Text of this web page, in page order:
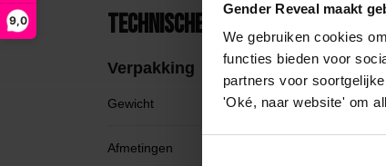
Gender Reveal maakt
We gebruiken cookies
functies bieden voor
partners voor
'Oké, naar website' om
9,0 Technische specificaties
Verpakking
Gewicht
Afmetingen